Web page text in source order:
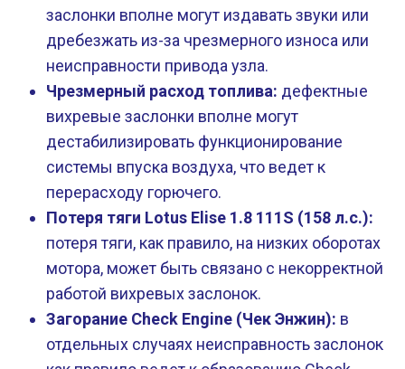
заслонки вполне могут издавать звуки или
дребезжать из-за чрезмерного износа или
неисправности привода узла.
Чрезмерный расход топлива: дефектные
вихревые заслонки вполне могут
дестабилизировать функционирование
системы впуска воздуха, что ведет к
перерасходу горючего.
Потеря тяги Lotus Elise 1.8 111S (158 л.с.):
потеря тяги, как правило, на низких оборотах
мотора, может быть связано с некорректной
работой вихревых заслонок.
Загорание Check Engine (Чек Энжин): в
отдельных случаях неисправность заслонок